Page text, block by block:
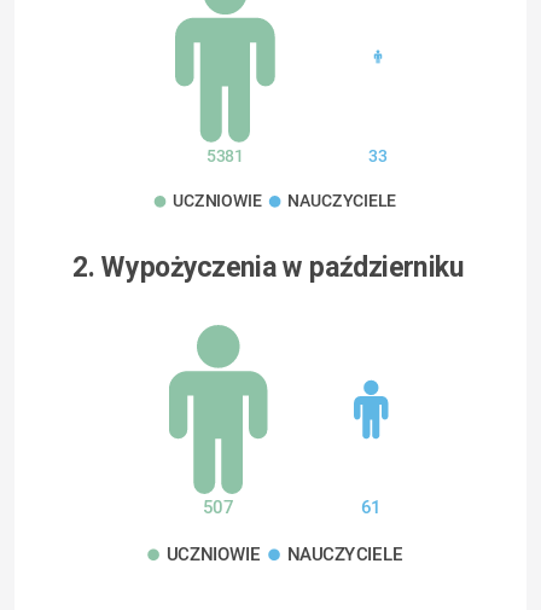
5381 33
UCZNIOWIE NAUCZYCIELE
2. Wypożyczenia w październiku
507 61
UCZNIOWIE NAUCZYCIELE